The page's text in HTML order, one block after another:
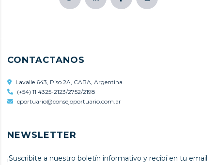
CONTACTANOS
Lavalle 643, Piso 2A, CABA, Argentina.
(+54) 11 4325-2123/2752/2198
cportuario@consejoportuario.com.ar
NEWSLETTER
¡Suscribite a nuestro boletín informativo y recibí en tu email